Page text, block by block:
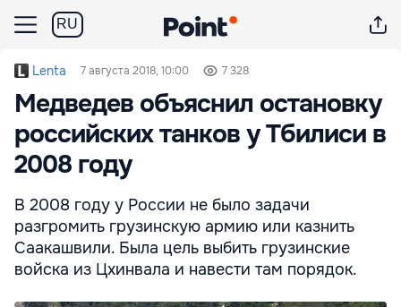
RU
Lenta 7 августа 2018, 10:00 7 328
Медведев объяснил остановку
российских танков у Тбилиси в
2008 году
В 2008 году у России не было задачи
разгромить грузинскую армию или казнить
Саакашвили. Была цель выбить грузинские
войска из Цхинвала и навести там порядок.